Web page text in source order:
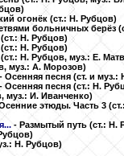
огонёк (ст.: Н. Рубцов)
больничных берёз
(ст.: Н. Рубцов)
(ст.: Н. Рубцов)
(ст.: Н. Рубцов, муз.: Е.
муз.: А. Морозов)
- Осенняя песня (ст. и муз.:
- Осенняя песня (ст.: Н.
муз.: И. Иванченко)
этюды. Часть 3
- Размытый путь (ст.: Н.
Н. Рубцов)